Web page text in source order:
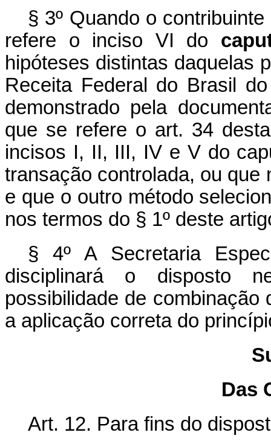
§ 3º Quando o
refere o inciso VI do
hipóteses distintas daquelas
Receita Federal do Brasil
demonstrado pela
que se refere o art. 34
incisos I, II, III, IV e V do
transação controlada, ou que
e que o outro método
nos termos do § 1º deste
§ 4º A Secretaria
disciplinará o disposto
possibilidade de
a aplicação correta do
Das
Art. 12. Para fins do